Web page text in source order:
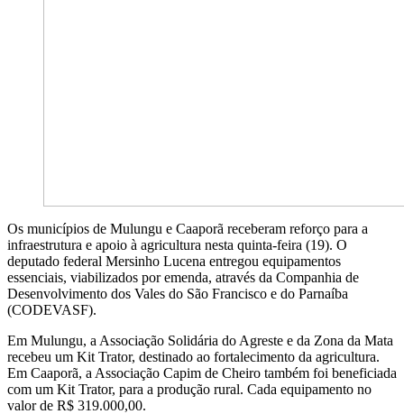
Os municípios de Mulungu e Caaporã receberam reforço para a
infraestrutura e apoio à agricultura nesta quinta-feira (19). O
deputado federal Mersinho Lucena entregou equipamentos
essenciais, viabilizados por emenda, através da Companhia de
Desenvolvimento dos Vales do São Francisco e do Parnaíba
(CODEVASF).
Em Mulungu, a Associação Solidária do Agreste e da Zona da Mata
recebeu um Kit Trator, destinado ao fortalecimento da agricultura.
Em Caaporã, a Associação Capim de Cheiro também foi beneficiada
com um Kit Trator, para a produção rural. Cada equipamento no
valor de R$ 319.000,00.